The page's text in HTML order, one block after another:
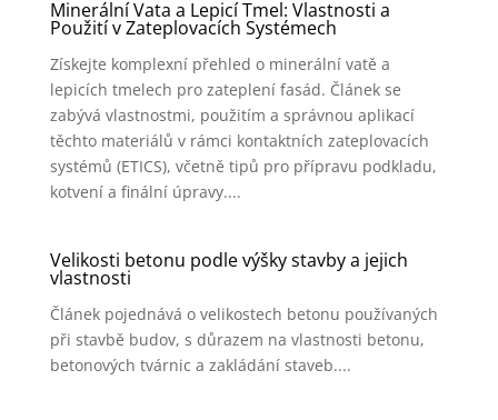
Minerální Vata a Lepicí Tmel: Vlastnosti a
Použití v Zateplovacích Systémech
Získejte komplexní přehled o minerální vatě a
lepicích tmelech pro zateplení fasád. Článek se
zabývá vlastnostmi, použitím a správnou aplikací
těchto materiálů v rámci kontaktních zateplovacích
systémů (ETICS), včetně tipů pro přípravu podkladu,
kotvení a finální úpravy....
Velikosti betonu podle výšky stavby a jejich
vlastnosti
Článek pojednává o velikostech betonu používaných
při stavbě budov, s důrazem na vlastnosti betonu,
betonových tvárnic a zakládání staveb....